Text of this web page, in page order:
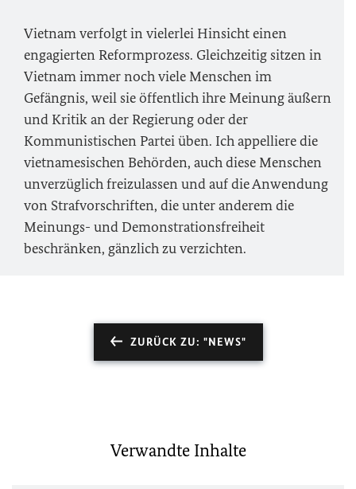
Vietnam verfolgt in vielerlei Hinsicht einen
engagierten Reformprozess. Gleichzeitig sitzen in
Vietnam immer noch viele Menschen im
Gefängnis, weil sie öffentlich ihre Meinung äußern
und Kritik an der Regierung oder der
Kommunistischen Partei üben. Ich appelliere die
vietnamesischen Behörden, auch diese Menschen
unverzüglich freizulassen und auf die Anwendung
von Strafvorschriften, die unter anderem die
Meinungs- und Demonstrationsfreiheit
beschränken, gänzlich zu verzichten.
ZURÜCK ZU: "NEWS"
Verwandte Inhalte